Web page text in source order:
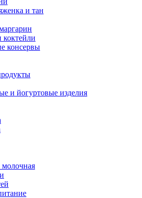
и тан
консервы
и йогуртовые изделия
молочная